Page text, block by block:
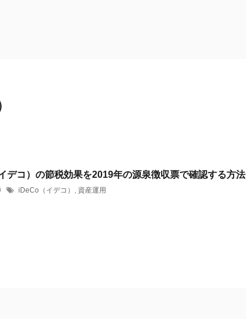
デコ）の節税効果を2019年の源泉徴収票で確認する方法
iDeCo（イデコ） , 資産運用